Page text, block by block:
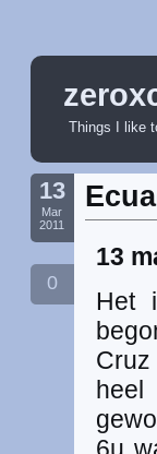
Things I like
13
Mar
2011
0
13
Het